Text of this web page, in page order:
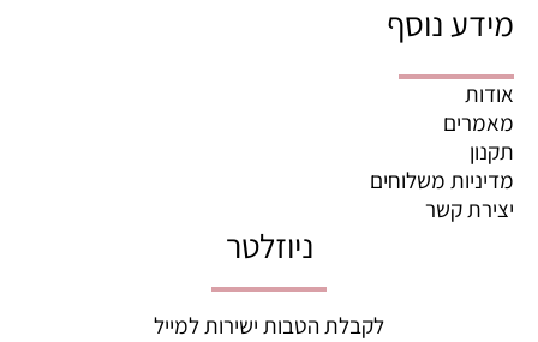
מידע נוסף
אודות
מאמרים
תקנון
מדיניות משלוחים
יצירת קשר
ניוזלטר
לקבלת הטבות ישירות למייל